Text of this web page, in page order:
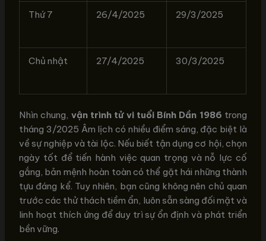
Thứ 7 26/4/2025 29/3/2025
Chủ nhật 27/4/2025 30/3/2025
Nhìn chung, vận trình tử vi tuổi Bính Dần 1986 trong
tháng 3/2025 Âm lịch có nhiều điểm sáng, đặc biệt là
về sự nghiệp và tài lộc. Nếu biết tận dụng cơ hội, chọn
ngày tốt để tiến hành việc quan trọng và nỗ lực cố
gắng, bản mệnh hoàn toàn có thể gặt hái những thành
tựu đáng kể. Tuy nhiên, bạn cũng không nên chủ quan
trước các thử thách tiềm ẩn, luôn sẵn sàng đối mặt và
linh hoạt thích ứng để duy trì sự ổn định và phát triển
bền vững.